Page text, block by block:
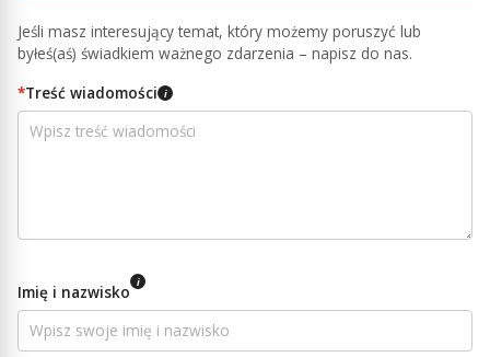
Jeśli masz interesujący temat, który możemy poruszyć lub
byłeś(aś) świadkiem ważnego zdarzenia – napisz do nas.
*Treść wiadomości i
Imię i nazwisko i